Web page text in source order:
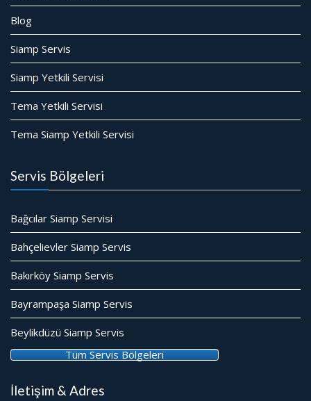
Blog
Siamp Servis
Siamp Yetkili Servisi
Tema Yetkili Servisi
Tema Siamp Yetkili Servisi
Servis Bölgeleri
Bağcılar Siamp Servisi
Bahçelievler Siamp Servis
Bakırköy Siamp Servis
Bayrampaşa Siamp Servis
Beylikdüzü Siamp Servis
Tüm Servis Bölgeleri
İletişim & Adres